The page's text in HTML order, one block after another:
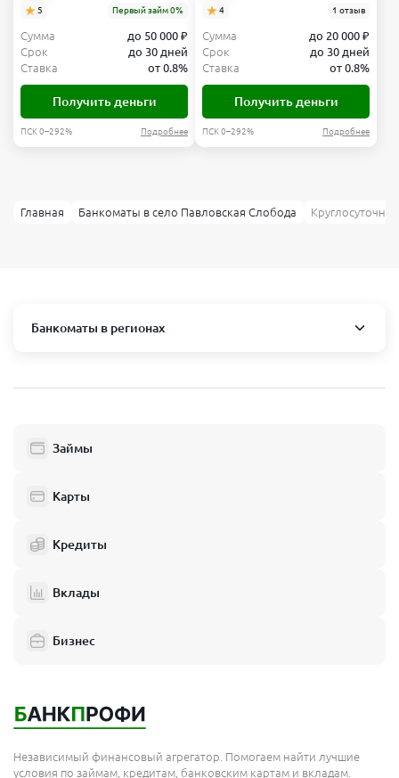
5 Первый займ 0%
Сумма
до 50 000 ₽
Срок
до 30 дней
Ставка
от 0.8%
Получить деньги
ПСК 0–292% Подробнее
4 1 отзыв
Сумма
до 20 000 ₽
Срок
до 30 дней
Ставка
от 0.8%
Получить деньги
ПСК 0–292% Подробнее
Главная Банкоматы в село Павловская Слобода
Банкоматы в регионах
Балашиха
Одинцово
Электросталь
Реутов
Подольск
Королёв
Сергиев Посад
Займы
Карты
Кредиты
Вклады
Бизнес
Независимый финансовый агрегатор. Помогаем найти лучшие
условия по займам, кредитам, банковским картам и вкладам.